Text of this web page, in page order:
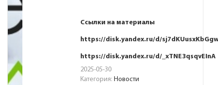
Ссылки на материалы
https://disk.yandex.ru/d/
https://disk.yandex.ru/d/_xTNE3qsqvEInA
2025-05-30
Категория: Новости